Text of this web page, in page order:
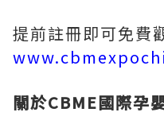
提前註冊即可免費
關於CBME國際孕